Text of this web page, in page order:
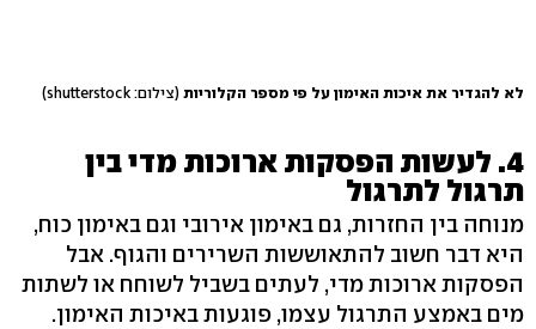
לא להגדיר את איכות האימון על פי מספר הקלוריות (צילום: shutterstock)
4. לעשות הפסקות ארוכות מדי בין
תרגול לתרגול
מנוחה בין החזרות, גם באימון אירובי וגם באימון כוח,
היא דבר חשוב להתאוששות השרירים והגוף. אבל
הפסקות ארוכות מדי, לעתים בשביל לשוחח או לשתות
מים באמצע התרגול עצמו, פוגעות באיכות האימון.